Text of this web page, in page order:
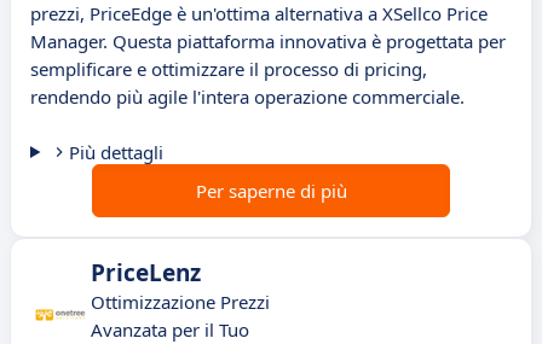
prezzi, PriceEdge è un'ottima alternativa a XSellco Price
Manager. Questa piattaforma innovativa è progettata per
semplificare e ottimizzare il processo di pricing,
rendendo più agile l'intera operazione commerciale.
Più dettagli
Per saperne di più
PriceLenz
Ottimizzazione Prezzi
Avanzata per il Tuo